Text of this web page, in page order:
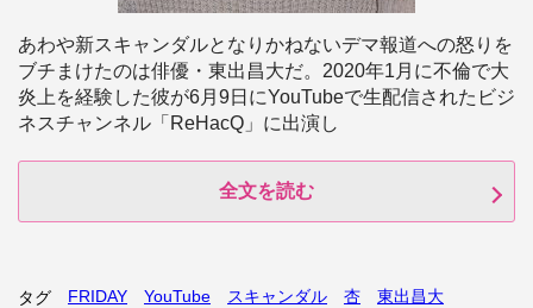
あわや新スキャンダルとなりかねないデマ報道への怒りを
ブチまけたのは俳優・東出昌大だ。2020年1月に不倫で大
炎上を経験した彼が6月9日にYouTubeで生配信されたビジ
ネスチャンネル「ReHacQ」に出演し
全文を読む
タグ FRIDAY YouTube スキャンダル 杏 東出昌大